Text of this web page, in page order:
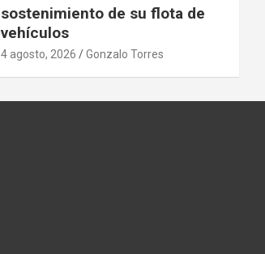
sostenimiento de su flota de
vehículos
4 agosto, 2026 Gonzalo Torres